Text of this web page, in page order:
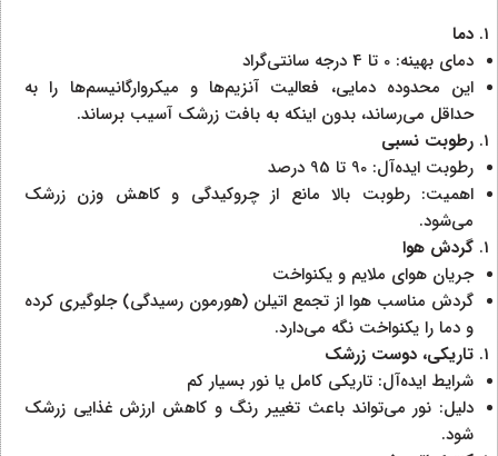
دما
دمای بهینه: 0 تا 4 درجه سانتی‌گراد
این محدوده دمایی، فعالیت آنزیم‌ها و میکروارگانیسم‌ها را به
حداقل می‌رساند، بدون اینکه به بافت زرشک آسیب برساند.
رطوبت نسبی
رطوبت ایده‌آل: 90 تا 95 درصد
اهمیت: رطوبت بالا مانع از چروکیدگی و کاهش وزن زرشک
می‌شود.
گردش هوا
جریان هوای ملایم و یکنواخت
گردش مناسب هوا از تجمع اتیلن (هورمون رسیدگی) جلوگیری کرده
و دما را یکنواخت نگه می‌دارد.
تاریکی، دوست زرشک
شرایط ایده‌آل: تاریکی کامل یا نور بسیار کم
دلیل: نور می‌تواند باعث تغییر رنگ و کاهش ارزش غذایی زرشک
شود.